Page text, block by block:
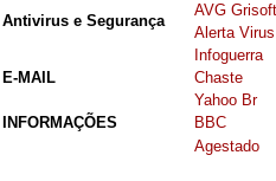
Antivirus e Segurança
AVG Grisoft
Alerta Virus
Infoguerra
E-MAIL
Chaste
Yahoo Br
INFORMAÇÕES
BBC
Agestado